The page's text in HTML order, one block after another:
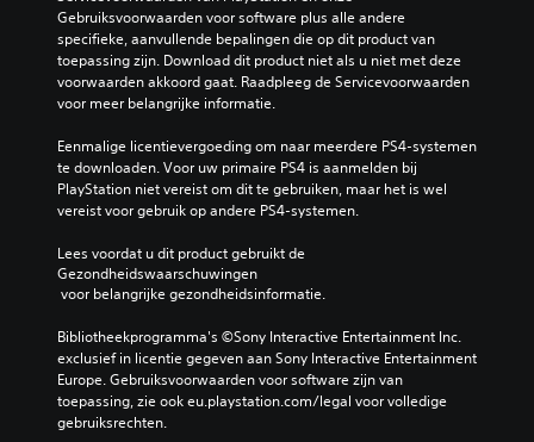
Gebruiksvoorwaarden voor software plus alle andere
specifieke, aanvullende bepalingen die op dit product van
toepassing zijn. Download dit product niet als u niet met deze
voorwaarden akkoord gaat. Raadpleeg de Servicevoorwaarden
voor meer belangrijke informatie.
Eenmalige licentievergoeding om naar meerdere PS4-systemen
te downloaden. Voor uw primaire PS4 is aanmelden bij
PlayStation niet vereist om dit te gebruiken, maar het is wel
vereist voor gebruik op andere PS4-systemen.
Lees voordat u dit product gebruikt de
Gezondheidswaarschuwingen
voor belangrijke gezondheidsinformatie.
Bibliotheekprogramma's ©Sony Interactive Entertainment Inc.
exclusief in licentie gegeven aan Sony Interactive Entertainment
Europe. Gebruiksvoorwaarden voor software zijn van
toepassing, zie ook eu.playstation.com/legal voor volledige
gebruiksrechten.